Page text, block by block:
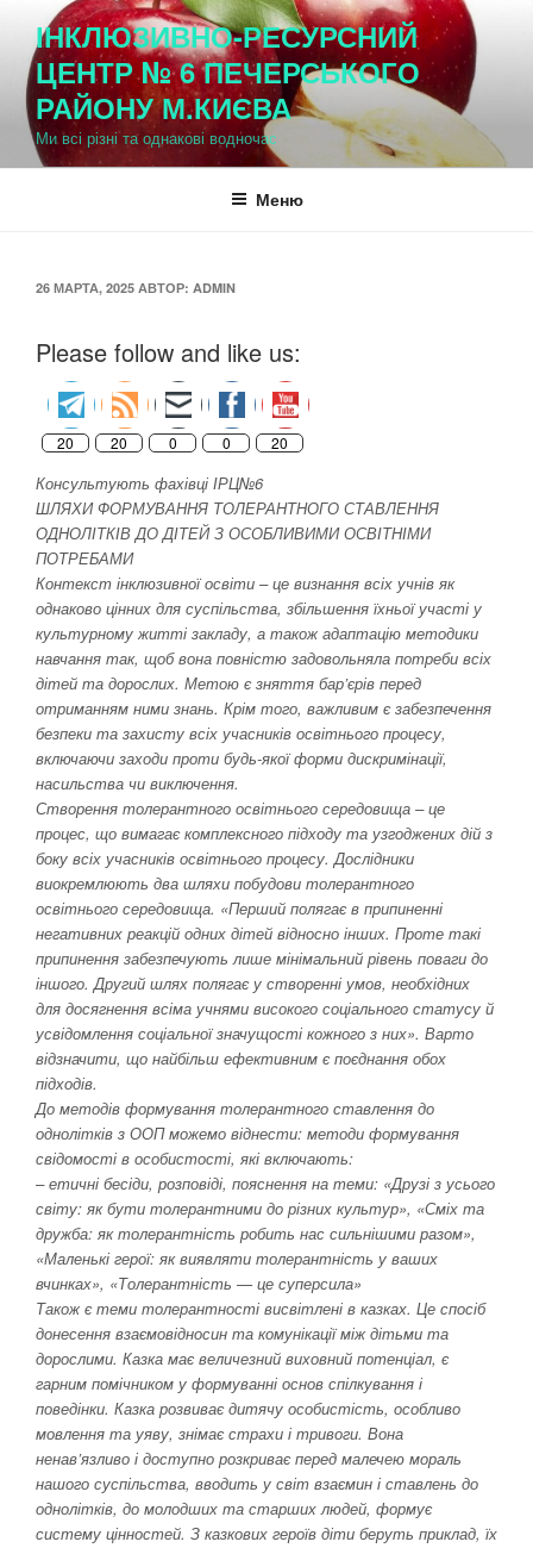
Перейти
содержимому
ІНКЛЮЗИВНО-РЕСУРСНИЙ
ЦЕНТР № 6 ПЕЧЕРСЬКОГО
РАЙОНУ М.КИЄВА
Ми всі різні та однакові водночас
Меню
ОПУБЛИКОВАНО
26 МАРТА, 2025 АВТОР: ADMIN
Please follow and like us:
20 20 0 0 20
Консультують фахівці ІРЦ№6
ШЛЯХИ ФОРМУВАННЯ ТОЛЕРАНТНОГО СТАВЛЕННЯ
ОДНОЛІТКІВ ДО ДІТЕЙ З ОСОБЛИВИМИ ОСВІТНІМИ
ПОТРЕБАМИ
Контекст інклюзивної освіти – це визнання всіх учнів як
однаково цінних для суспільства, збільшення їхньої участі у
культурному житті закладу, а також адаптацію методики
навчання так, щоб вона повністю задовольняла потреби всіх
дітей та дорослих. Метою є зняття бар’єрів перед
отриманням ними знань. Крім того, важливим є забезпечення
безпеки та захисту всіх учасників освітнього процесу,
включаючи заходи проти будь-якої форми дискримінації,
насильства чи виключення.
Створення толерантного освітнього середовища – це
процес, що вимагає комплексного підходу та узгоджених дій з
боку всіх учасників освітнього процесу. Дослідники
виокремлюють два шляхи побудови толерантного
освітнього середовища. «Перший полягає в припиненні
негативних реакцій одних дітей відносно інших. Проте такі
припинення забезпечують лише мінімальний рівень поваги до
іншого. Другий шлях полягає у створенні умов, необхідних
для досягнення всіма учнями високого соціального статусу й
усвідомлення соціальної значущості кожного з них». Варто
відзначити, що найбільш ефективним є поєднання обох
підходів.
До методів формування толерантного ставлення до
однолітків з ООП можемо віднести: методи формування
свідомості в особистості, які включають:
– етичні бесіди, розповіді, пояснення на теми: «Друзі з усього
світу: як бути толерантними до різних культур», «Сміх та
дружба: як толерантність робить нас сильнішими разом»,
«Маленькі герої: як виявляти толерантність у ваших
вчинках», «Толерантність — це суперсила»
Також є теми толерантності висвітлені в казках. Це спосіб
донесення взаємовідносин та комунікації між дітьми та
дорослими. Казка має величезний виховний потенціал, є
гарним помічником у формуванні основ спілкування і
поведінки. Казка розвиває дитячу особистість, особливо
мовлення та уяву, знімає страхи і тривоги. Вона
ненав’язливо і доступно розкриває перед малечею мораль
нашого суспільства, вводить у світ взаємин і ставлень до
однолітків, до молодших та старших людей, формує
систему цінностей. З казкових героїв діти беруть приклад, їх